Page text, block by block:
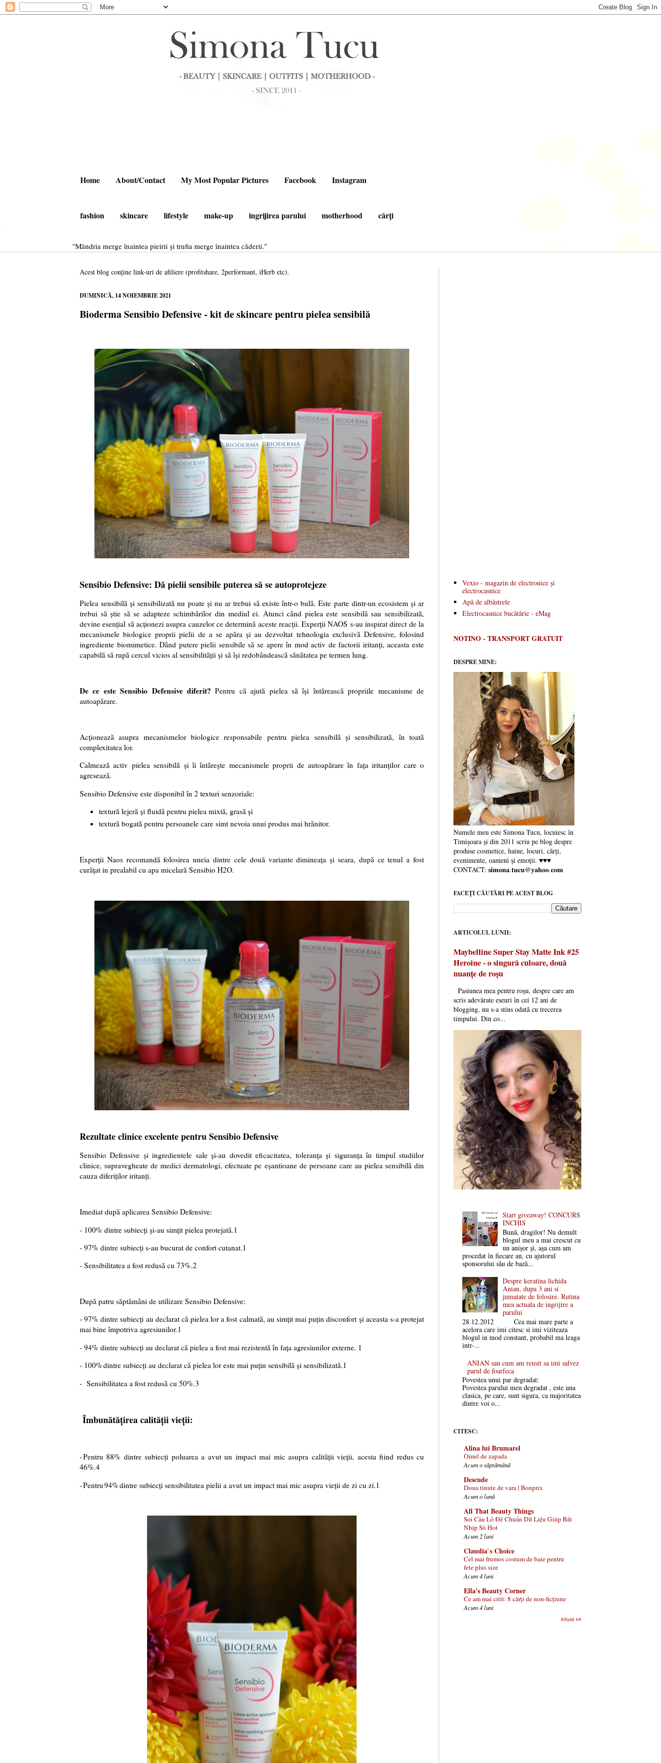
Home About/Contact My Most Popular Pictures Facebook Instagram
fashion skincare lifestyle make-up ingrijirea parului motherhood cărți
"Mândria merge înaintea pieirii şi trufia merge înaintea căderii."
Acest blog conține link-uri de afiliere (profitshare, 2performant, iHerb etc).
DUMINICĂ, 14 NOIEMBRIE 2021
Bioderma Sensibio Defensive - kit de skincare pentru pielea sensibilă
Sensibio Defensive: Dă pielii sensibile puterea să se autoprotejeze
Pielea sensibilă și sensibilizată nu poate și nu ar trebui să existe într-o bulă. Este parte dintr-un ecosistem și ar
trebui să știe să se adapteze schimbărilor din mediul ei. Atunci când pielea este sensibilă sau sensibilizată,
devine esențial să acționezi asupra cauzelor ce determină aceste reacții. Experții NAOS s-au inspirat direct de la
mecanismele biologice proprii pielii de a se apăra și au dezvoltat tehnologia exclusivă Defensive, folosind
ingrediente biomimetice. Dând putere pielii sensibile să se apere în mod activ de factorii iritanți, aceasta este
capabilă să rupă cercul vicios al sensibilității și să își redobândească sănătatea pe termen lung.
De ce este Sensibio Defensive diferit? Pentru că ajută pielea să își întărească propriile mecanisme de
autoapărare.
Acționează asupra mecanismelor biologice responsabile pentru pielea sensibilă și sensibilizată, în toată
complexitatea lor.
Calmează activ pielea sensibilă și îi întărește mecanismele proprii de autoapărare în fața iritanților care o
agresează.
Sensibio Defensive este disponibil în 2 texturi senzoriale:
textură lejeră și fluidă pentru pielea mixtă, grasă și
textură bogată pentru persoanele care simt nevoia unui produs mai hrănitor.
Experții Naos recomandă folosirea uneia dintre cele două variante dimineața și seara, după ce tenul a fost
curățat in prealabil cu apa micelară Sensibio H2O.
Rezultate clinice excelente pentru Sensibio Defensive
Sensibio Defensive și ingredientele sale și-au dovedit eficacitatea, toleranța și siguranța în timpul studiilor
clinice, supravegheate de medici dermatologi, efectuate pe eșantioane de persoane care au pielea sensibilă din
cauza diferiților iritanți.
Imediat după aplicarea Sensibio Defensive:
- 100% dintre subiecți și-au simțit pielea protejată.1
- 97% dintre subiecți s-au bucurat de confort cutanat.1
- Sensibilitatea a fost redusă cu 73%.2
După patru săptămâni de utilizare Sensibio Defensive:
- 97% dintre subiecți au declarat că pielea lor a fost calmată, au simțit mai puțin disconfort și aceasta s-a protejat
mai bine împotriva agresiunilor.1
- 94% dintre subiecți au declarat că pielea a fost mai rezistentă în fața agresiunilor externe. 1
- 100%dintre subiecți au declarat că pielea lor este mai puțin sensibilă și sensibilizată.1
- Sensibilitatea a fost redusă cu 50%.3
Îmbunătățirea calității vieții:
-Pentru 88% dintre subiecți poluarea a avut un impact mai mic asupra calității vieții, acesta fiind redus cu
46%.4
-Pentru94%dintre subiecți sensibilitatea pielii a avut un impact mai mic asupra vieții de zi cu zi.1
Vexio - magazin de electronice și
electrocasnice
Apă de albăstrele
Electrocasnice bucătărie - eMag
NOTINO - TRANSPORT GRATUIT
DESPRE MINE:
Numele meu este Simona Tucu, locuiesc în
Timișoara și din 2011 scriu pe blog despre
produse cosmetice, haine, locuri, cărți,
evenimente, oameni și emoții. ♥♥♥
CONTACT: 𝐬𝐢𝐦𝐨𝐧𝐚.𝐭𝐮𝐜𝐮@𝐲𝐚𝐡𝐨𝐨.𝐜𝐨𝐦
FACEȚI CĂUTĂRI PE ACEST BLOG
ARTICOLUL LUNII:
Maybelline Super Stay Matte Ink #25
Heroine - o singură culoare, două
nuanțe de roșu
Pasiunea mea pentru roșu, despre care am
scris adevărate eseuri în cei 12 ani de
blogging, nu s-a stins odată cu trecerea
timpului. Din co...
Start giveaway! CONCURS
INCHIS
Bună, dragilor! Nu demult
blogul meu a mai crescut cu
un anișor și, așa cum am
procedat în fiecare an, cu ajutorul
sponsorului său de bază...
Despre keratina lichida
Anian, dupa 3 ani si
jumatate de folosire. Rutina
mea actuala de ingrijire a
parului
28.12.2012 Cea mai mare parte a
acelora care imi citesc si imi viziteaza
blogul in mod constant, probabil ma leaga
intr-...
ANIAN sau cum am reusit sa imi salvez
parul de foarfeca
Povestea unui par degradat:
Povestea parului meu degradat , este una
clasica, pe care, sunt sigura, ca majoritatea
dintre voi o...
CITESC:
Alina lui Brumarel
Omul de zapada
Acum o săptămână
Descude
Doua tinute de vara | Bonprix
Acum o lună
All That Beauty Things
Soi Cầu Lô Đề Chuẩn Dữ Liệu Giúp Bắt
Nhịp Số Hot
Acum 2 luni
Claudia`s Choice
Cel mai frumos costum de baie pentru
fete plus size
Acum 4 luni
Ella's Beauty Corner
Ce am mai citit: 8 cărți de non-ficțiune
Acum 4 luni
Afișați tot